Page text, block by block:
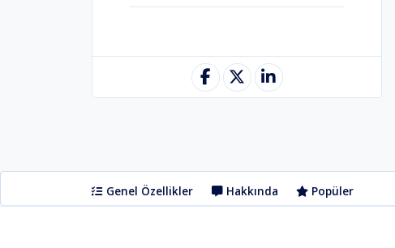
Genel Özellikler Hakkında Popüler